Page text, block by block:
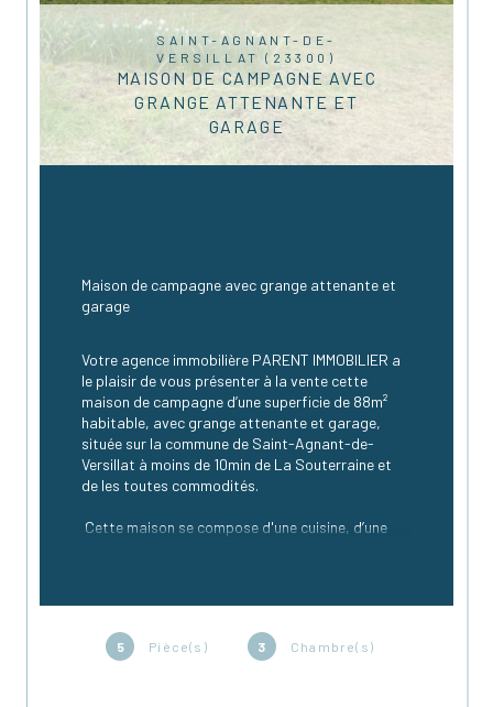
SAINT-AGNANT-DE-
VERSILLAT (23300)
MAISON DE CAMPAGNE AVEC
GRANGE ATTENANTE ET
GARAGE
5 Pièce(s) 3 Chambre(s)
Maison de campagne avec grange attenante et
garage
Votre agence immobilière PARENT IMMOBILIER a
le plaisir de vous présenter à la vente cette
maison de campagne d’une superficie de 88m²
habitable, avec grange attenante et garage,
située sur la commune de Saint-Agnant-de-
Versillat à moins de 10min de La Souterraine et
de les toutes commodités.